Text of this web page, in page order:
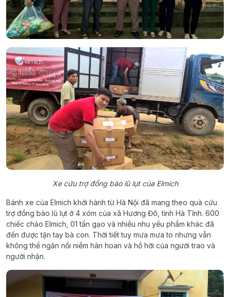
Xe cứu trợ đồng bào lũ lụt của Elmich
Bánh xe của Elmich khởi hành từ Hà Nội đã mang theo quà cứu
trợ đồng bào lũ lụt ở 4 xóm của xã Hương Đô, tỉnh Hà Tĩnh. 600
chiếc chảo Elmich, 01 tấn gạo và nhiều nhu yếu phẩm khác đã
đến được tận tay bà con. Thời tiết tuy mưa mưa to nhưng vẫn
không thể ngăn nổi niềm hân hoan và hồ hởi của người trao và
người nhận.